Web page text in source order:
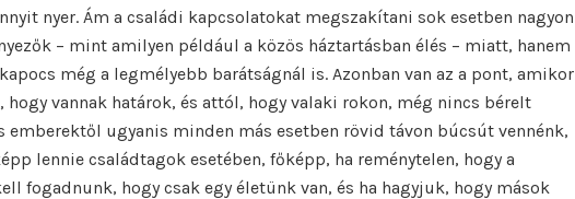
nyer. Ám a családi kapcsolatokat megszakítani sok esetben nagyon
– mint amilyen például a közös háztartásban élés – miatt, hanem
még a legmélyebb barátságnál is. Azonban van az a pont, amikor
vannak határok, és attól, hogy valaki rokon, még nincs bérelt
emberektől ugyanis minden más esetben rövid távon búcsút vennénk,
lennie családtagok esetében, főképp, ha reménytelen, hogy a
fogadnunk, hogy csak egy életünk van, és ha hagyjuk, hogy mások